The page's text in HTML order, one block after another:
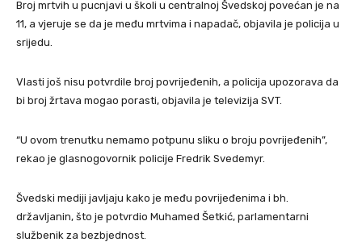
Broj mrtvih u pucnjavi u školi u centralnoj Švedskoj povećan je na
11, a vjeruje se da je među mrtvima i napadač, objavila je policija u
srijedu.
Vlasti još nisu potvrdile broj povrijeđenih, a policija upozorava da
bi broj žrtava mogao porasti, objavila je televizija SVT.
“U ovom trenutku nemamo potpunu sliku o broju povrijeđenih”,
rekao je glasnogovornik policije Fredrik Svedemyr.
Švedski mediji javljaju kako je među povrijeđenima i bh.
državljanin, što je potvrdio Muhamed Šetkić, parlamentarni
službenik za bezbjednost.